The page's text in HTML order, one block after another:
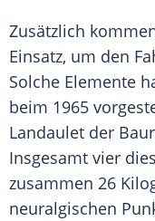
Zusätzlich
Einsatz, um den
Solche Elemente
beim 1965
Landaulet der
Insgesamt vier
zusammen 26
neuralgischen